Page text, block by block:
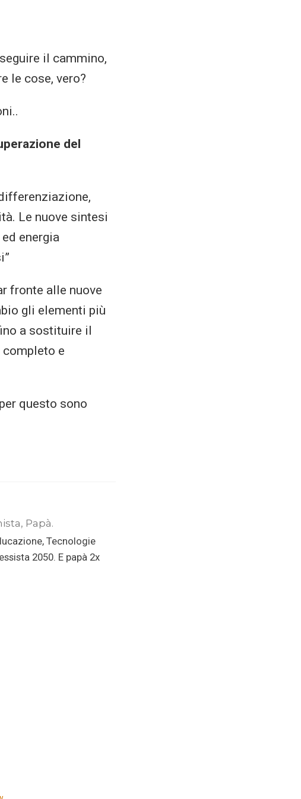
il cammino,
le cose, vero?
del
Le nuove sintesi
energia
fronte alle nuove
gli elementi più
a sostituire il
completo e
questo sono
Papà.
Tecnologie
2050. E papà 2x